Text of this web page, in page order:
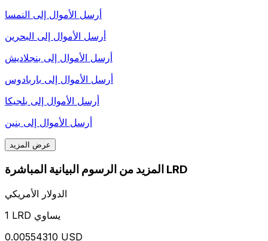
أرسل الأموال إلى النمسا
أرسل الأموال إلى البحرين
أرسل الأموال إلى بنجلاديش
أرسل الأموال إلى باربادوس
أرسل الأموال إلى بلجيكا
أرسل الأموال إلى بنين
عرض المزيد
المزيد من الرسوم البيانية المباشرة LRD
الدولار الأمريكي
1 LRD يساوي
0.00554310 USD